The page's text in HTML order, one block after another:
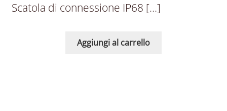
Scatola di connessione IP68 […]
Aggiungi al carrello